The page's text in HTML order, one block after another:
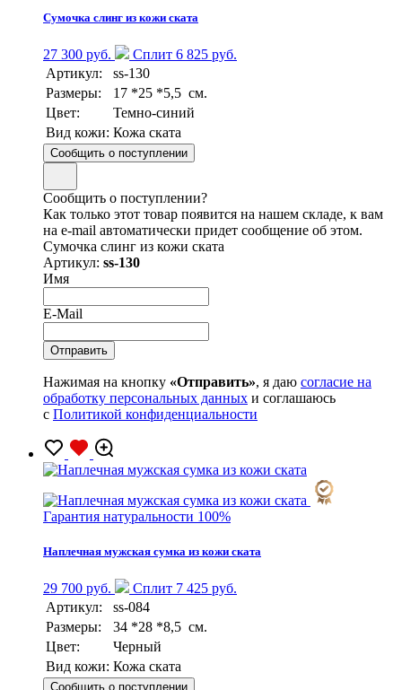
Сумочка слинг из кожи ската
27 300 руб.
Сплит 6 825 руб.
Артикул:
ss-130
Размеры:
17 *25 *5,5 см.
Цвет:
Темно-синий
Вид кожи: Кожа ската
Сообщить о поступлении
Сообщить о поступлении?
Как только этот товар появится на нашем складе, к вам
на e-mail автоматически придет сообщение об этом.
Сумочка слинг из кожи ската
Артикул: ss-130
Имя
E-Mail
Нажимая на кнопку «Отправить», я даю согласие на
обработку персональных данных и соглашаюсь
с Политикой конфиденциальности
Гарантия натуральности 100%
Наплечная мужская сумка из кожи ската
29 700 руб.
Сплит 7 425 руб.
Артикул:
ss-084
Размеры:
34 *28 *8,5 см.
Цвет:
Черный
Вид кожи: Кожа ската
Сообщить о поступлении